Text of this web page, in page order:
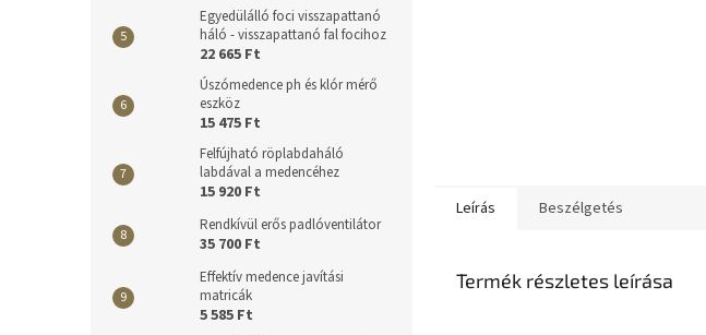
Egyedülálló foci visszapattanó
háló - visszapattanó fal focihoz
22 665 Ft
Úszómedence ph és klór mérő
eszköz
15 475 Ft
Felfújható röplabdaháló
labdával a medencéhez
15 920 Ft
Rendkívül erős padlóventilátor
35 700 Ft
Effektív medence javítási
matricák
5 585 Ft
Leírás Beszélgetés
Termék részletes leírása